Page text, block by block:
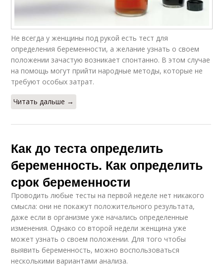
Не всегда у женщины под рукой есть тест для
определения беременности, а желание узнать о своем
положении зачастую возникает спонтанно. В этом случае
на помощь могут прийти народные методы, которые не
требуют особых затрат.
Читать дальше →
Как до теста определить
беременность. Как определить
срок беременности
Проводить любые тесты на первой неделе нет никакого
смысла: они не покажут положительного результата,
даже если в организме уже начались определенные
изменения. Однако со второй недели женщина уже
может узнать о своем положении. Для того чтобы
выявить беременность, можно воспользоваться
несколькими вариантами анализа.